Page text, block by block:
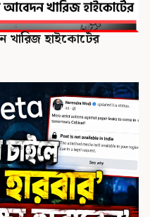
খারিজ হাইকোর্টের